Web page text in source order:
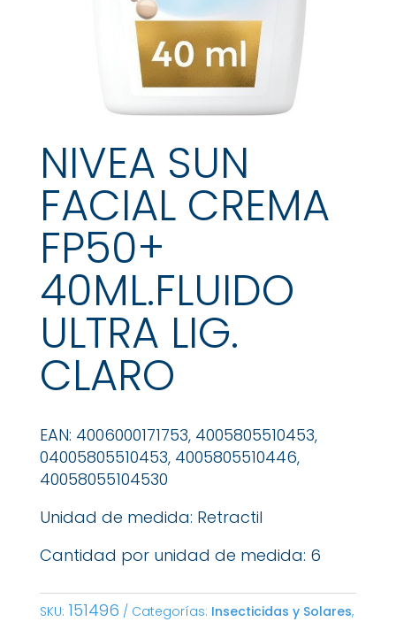
NIVEA SUN
FACIAL CREMA
FP50+
40ML.FLUIDO
ULTRA LIG.
CLARO
EAN: 4006000171753, 4005805510453,
04005805510453, 4005805510446,
40058055104530
Unidad de medida: Retractil
Cantidad por unidad de medida: 6
SKU: 151496 Categorías: Insecticidas y Solares,